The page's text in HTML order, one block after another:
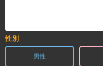
性別
男性